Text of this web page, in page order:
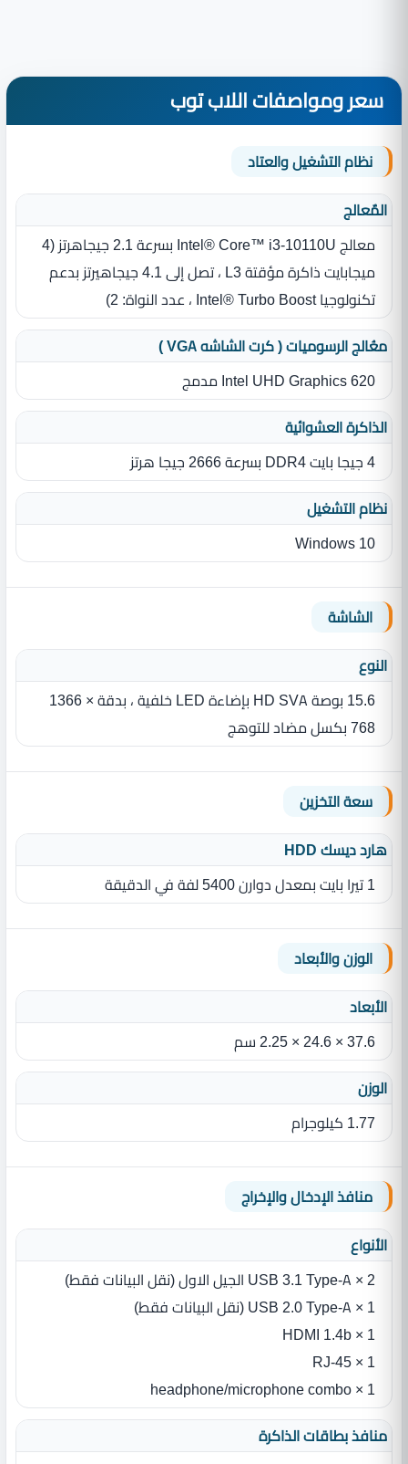
سعر ومواصفات اللاب توب
نظام التشغيل والعتاد
المٌعالج
معالج Intel® Core™ i3-10110U بسرعة 2.1 جيجاهرتز ‏(‏4
ميجابايت ذاكرة مؤقتة L3 ، تصل إلى 4.1 جيجاهيرتز بدعم
تكنولوجيا Intel® Turbo Boost ، عدد النواة‏:‏ 2‏)‏
معُالج الرسوميات ( كرت الشاشه VGA )
Intel UHD Graphics 620 مدمج
الذاكرة العشوائية
4 جيجا بايت DDR4 بسرعة 2666 جيجا هرتز
نظام التشغيل
Windows 10
الشاشة
النوع
15.6 بوصة HD SVA بإضاءة LED‏ خلفية ، بدقة ‎1366 ×
768 بكسل مضاد للتوهج
سعة التخزين
هارد ديسك HDD
1 تيرا بايت بمعدل دوارن 5400 لفة في الدقيقة
الوزن والأبعاد
الأبعاد
37.6 × 24.6 × 2.25 سم
الوزن
1.77 كيلوجرام
منافذ الإدخال والإخراج
الأنواع
2 × USB 3.1 Type-A الجيل الاول (نقل البيانات فقط)
1 × USB 2.0 Type-A (نقل البيانات فقط)
1 × HDMI 1.4b
1 × RJ-45
1 × headphone/microphone combo
منافذ بطاقات الذاكرة